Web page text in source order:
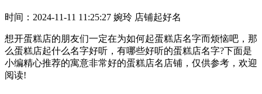
时间： 2024-11-11 11:25:27 婉玲 店铺起好名
想开蛋糕店的朋友们一定在为如何起蛋糕店名字而烦恼吧，那
么蛋糕店起什么名字好听，有哪些好听的蛋糕店名字?下面是
小编精心推荐的寓意非常好的蛋糕店名店铺，仅供参考，欢迎
阅读!